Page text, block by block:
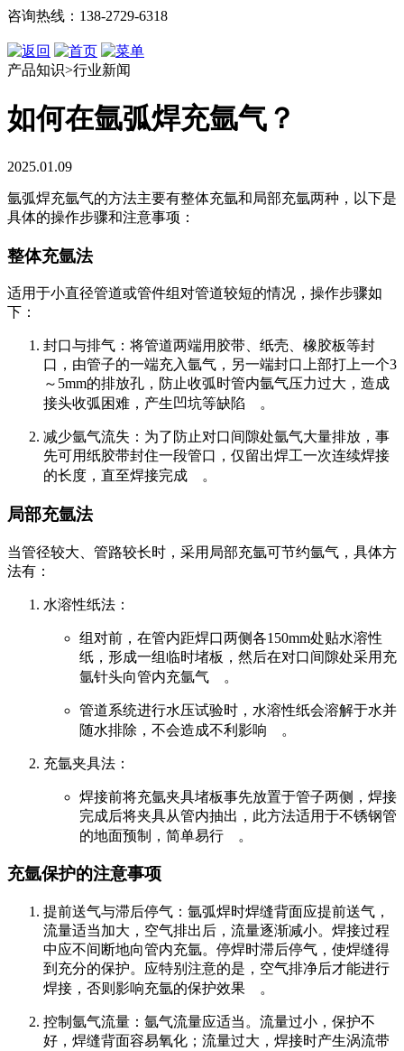
咨询热线：138-2729-6318
产品知识>行业新闻
如何在氩弧焊充氩气？
2025.01.09
氩弧焊充氩气的方法主要有整体充氩和局部充氩两种，以下是
具体的操作步骤和注意事项：
整体充氩法
适用于小直径管道或管件组对管道较短的情况，操作步骤如
下：
封口与排气 ：将管道两端用胶带、纸壳、橡胶板等封
口，由管子的一端充入氩气，另一端封口上部打上一个3
～5mm的排放孔，防止收弧时管内氩气压力过大，造成
接头收弧困难，产生凹坑等缺陷
。
减少氩气流失 ：为了防止对口间隙处氩气大量排放，事
先可用纸胶带封住一段管口，仅留出焊工一次连续焊接
的长度，直至焊接完成
。
局部充氩法
当管径较大、管路较长时，采用局部充氩可节约氩气，具体方
法有：
水溶性纸法 ：
组对前，在管内距焊口两侧各150mm处贴水溶性
纸，形成一组临时堵板，然后在对口间隙处采用充
氩针头向管内充氩气
。
管道系统进行水压试验时，水溶性纸会溶解于水并
随水排除，不会造成不利影响
。
充氩夹具法 ：
焊接前将充氩夹具堵板事先放置于管子两侧，焊接
完成后将夹具从管内抽出，此方法适用于不锈钢管
的地面预制，简单易行
。
充氩保护的注意事项
提前送气与滞后停气 ：氩弧焊时焊缝背面应提前送气，
流量适当加大，空气排出后，流量逐渐减小。焊接过程
中应不间断地向管内充氩。停焊时滞后停气，使焊缝得
到充分的保护。应特别注意的是，空气排净后才能进行
焊接，否则影响充氩的保护效果
。
控制氩气流量 ：氩气流量应适当。流量过小，保护不
好，焊缝背面容易氧化；流量过大，焊接时产生涡流带